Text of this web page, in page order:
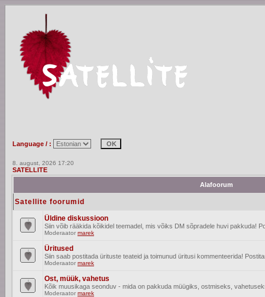
Language / :
8. august, 2026 17:20
SATELLITE
Alafoorum
Satellite foorumid
Üldine diskussioon
Siin võib rääkida kõikidel teemadel, mis võiks DM sõpradele huvi pakkuda!
Moderaator marek
Üritused
Siin saab postitada ürituste teateid ja toimunud üritusi kommenteerida!
Moderaator marek
Ost, müük, vahetus
Kõik muusikaga seonduv - mida on pakkuda müügiks, ostmiseks,
Moderaator marek